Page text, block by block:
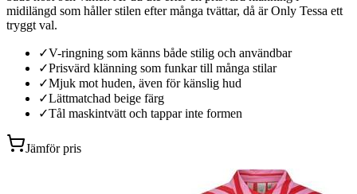
midilängd som håller stilen efter många tvättar, då är Only Tessa ett
tryggt val.
✓V-ringning som känns både stilig och användbar
✓Prisvärd klänning som funkar till många stilar
✓Mjuk mot huden, även för känslig hud
✓Lättmatchad beige färg
✓Tål maskintvätt och tappar inte formen
Jämför pris